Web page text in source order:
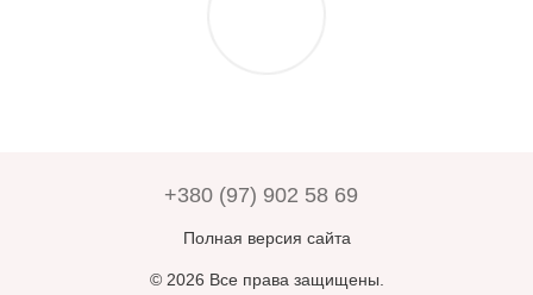
+380 (97) 902 58 69
Полная версия сайта
© 2026 Все права защищены.